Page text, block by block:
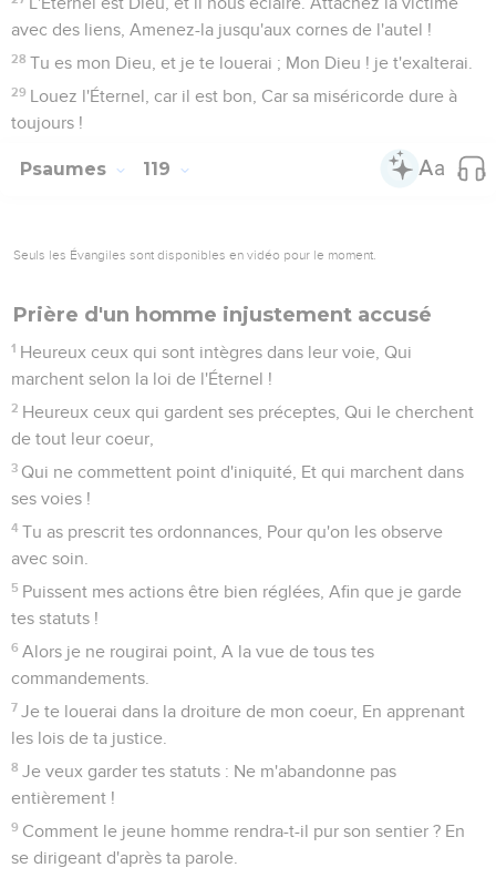
avec des liens, Amenez-la jusqu'aux cornes de l'autel !
28 Tu es mon Dieu, et je te louerai ; Mon Dieu ! je t'exalterai.
29 Louez l'Éternel, car il est bon, Car sa miséricorde dure à
toujours !
Psaumes 119
Seuls les Évangiles sont disponibles en vidéo pour le moment.
Prière d'un homme injustement accusé
1 Heureux ceux qui sont intègres dans leur voie, Qui
marchent selon la loi de l'Éternel !
2 Heureux ceux qui gardent ses préceptes, Qui le cherchent
de tout leur coeur,
3 Qui ne commettent point d'iniquité, Et qui marchent dans
ses voies !
4 Tu as prescrit tes ordonnances, Pour qu'on les observe
avec soin.
5 Puissent mes actions être bien réglées, Afin que je garde
tes statuts !
6 Alors je ne rougirai point, A la vue de tous tes
commandements.
7 Je te louerai dans la droiture de mon coeur, En apprenant
les lois de ta justice.
8 Je veux garder tes statuts : Ne m'abandonne pas
entièrement !
9 Comment le jeune homme rendra-t-il pur son sentier ? En
se dirigeant d'après ta parole.